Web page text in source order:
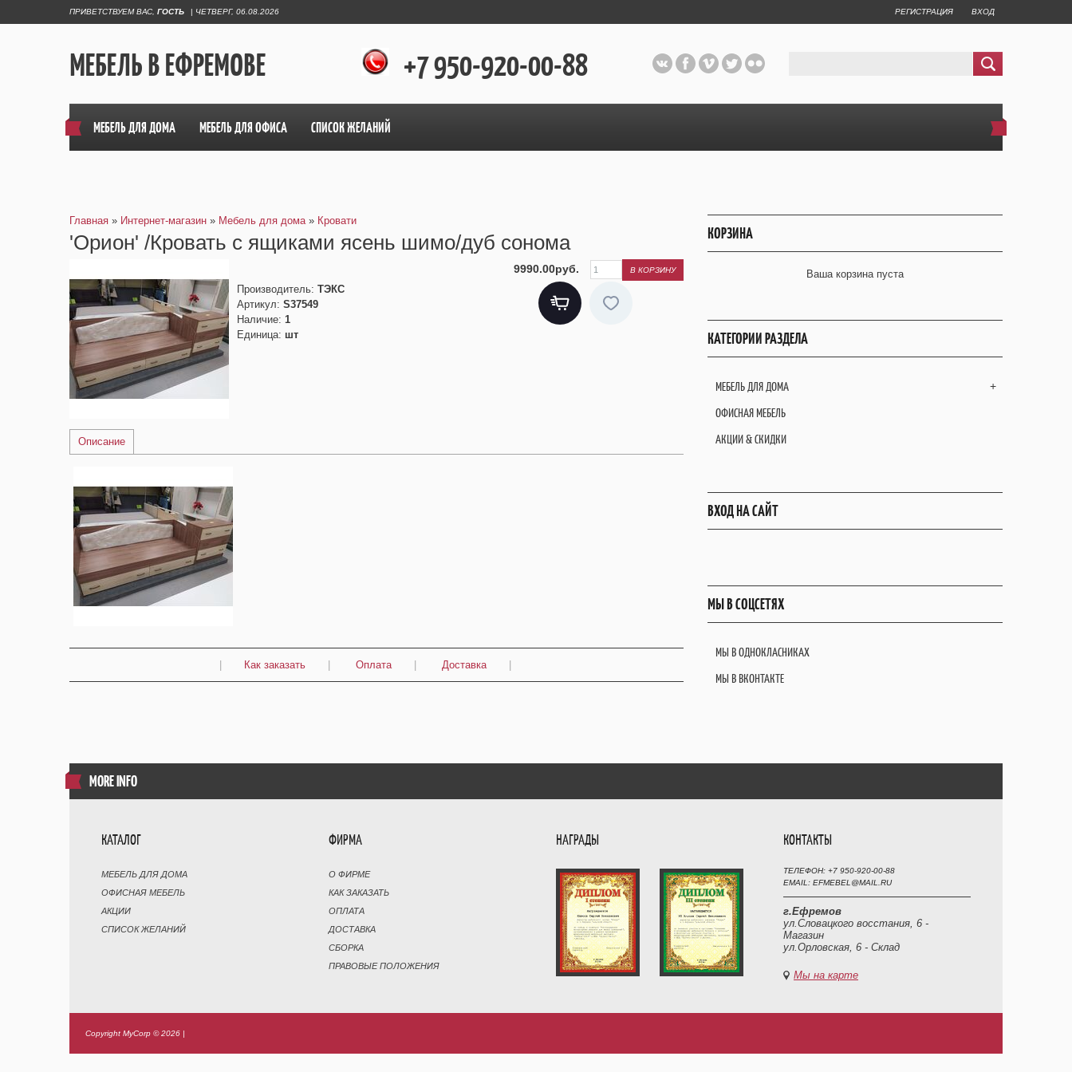
ПРИВЕТСТВУЕМ ВАС ГОСТЬ | ЧЕТВЕРГ, 06.08.2026 РЕГИСТРАЦИЯ ВХОД
МЕБЕЛЬ В ЕФРЕМОВЕ +7 950-920-00-88
МЕБЕЛЬ ДЛЯ ДОМА МЕБЕЛЬ ДЛЯ ОФИСА СПИСОК ЖЕЛАНИЙ
Главная » Интернет-магазин » Мебель для дома » Кровати
'Орион' /Кровать с ящиками ясень шимо/дуб сонома
9990.00руб.
Производитель: ТЭКС
Артикул: S37549
Наличие: 1
Единица: шт
Описание
| Как заказать | Оплата | Доставка |
КОРЗИНА
Ваша корзина пуста
КАТЕГОРИИ РАЗДЕЛА
+
МЕБЕЛЬ ДЛЯ ДОМА
ОФИСНАЯ МЕБЕЛЬ
АКЦИИ & СКИДКИ
ВХОД НА САЙТ
МЫ В СОЦСЕТЯХ
МЫ В ОДНОКЛАСНИКАХ
МЫ В ВКОНТАКТЕ
MORE INFO
КАТАЛОГ
МЕБЕЛЬ ДЛЯ ДОМА
ОФИСНАЯ МЕБЕЛЬ
АКЦИИ
СПИСОК ЖЕЛАНИЙ
ФИРМА
О ФИРМЕ
КАК ЗАКАЗАТЬ
ОПЛАТА
ДОСТАВКА
СБОРКА
ПРАВОВЫЕ ПОЛОЖЕНИЯ
НАГРАДЫ КОНТАКТЫ
ТЕЛЕФОН: +7 950-920-00-88
EMAIL: EFMEBEL@MAIL.RU
г.Ефремов
ул.Словацкого восстания, 6 -
Магазин
ул.Орловская, 6 - Склад
Мы на карте
Copyright MyCorp © 2026 |